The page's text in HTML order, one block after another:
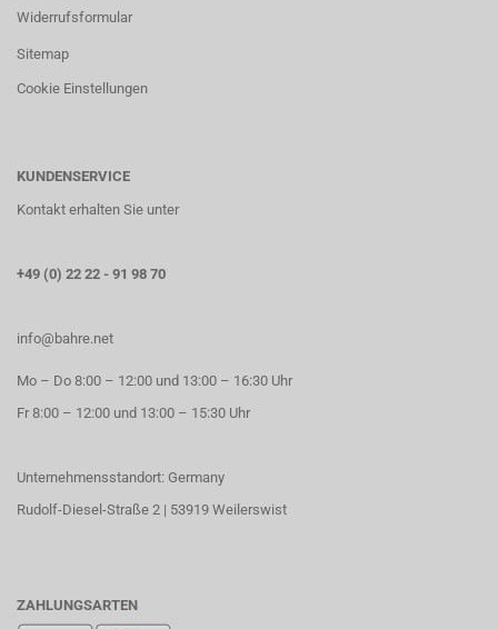
Widerrufsformular
Sitemap
Cookie Einstellungen
KUNDENSERVICE
Kontakt erhalten Sie unter
+49 (0) 22 22 - 91 98 70
info@bahre.net
Mo – Do 8:00 – 12:00 und 13:00 – 16:30 Uhr
Fr 8:00 – 12:00 und 13:00 – 15:30 Uhr
Unternehmensstandort: Germany
Rudolf-Diesel-Straße 2 | 53919 Weilerswist
ZAHLUNGSARTEN